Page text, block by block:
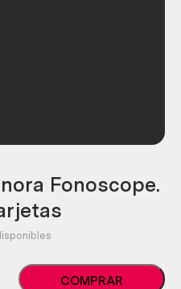
Fonoscope.
Tarjeta
COMPRAR